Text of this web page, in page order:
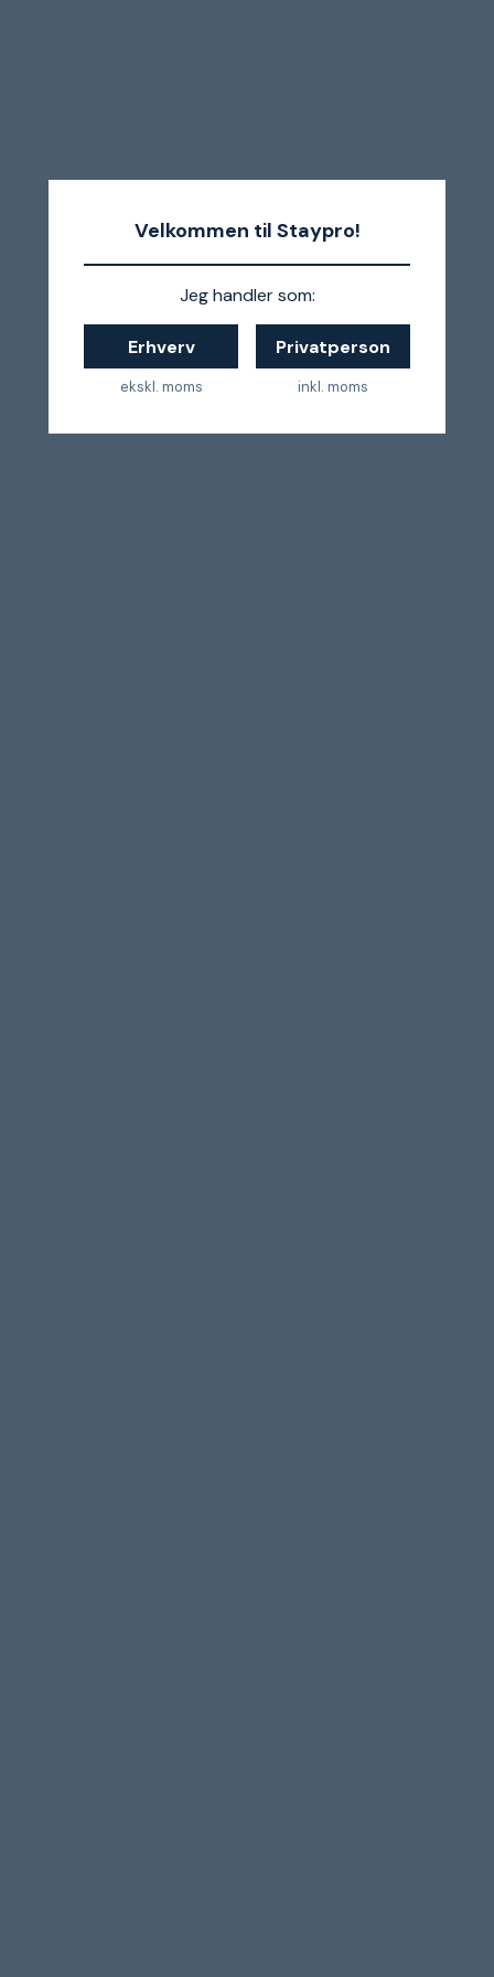
Velkommen til Staypro!
Jeg handler som:
Erhverv
ekskl. moms
Privatperson
inkl. moms